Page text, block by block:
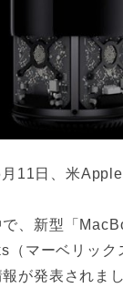
11日、米
、新型「
（マーベリッ
が発表されまし